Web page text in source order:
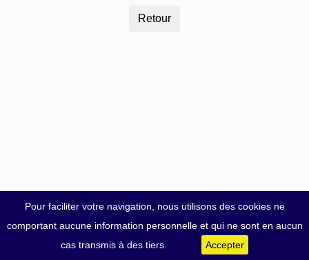
Pour faciliter votre navigation, nous utilisons des cookies ne
comportant aucune information personnelle et qui ne sont en aucun
cas transmis à des tiers.
Accepter